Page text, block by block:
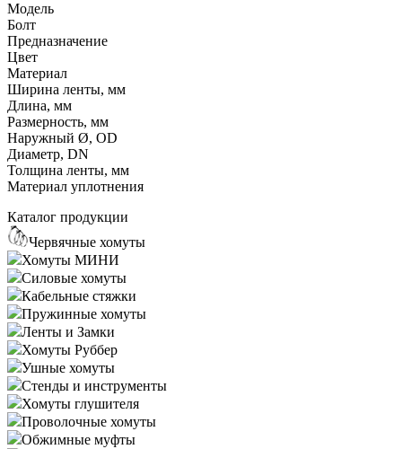
Модель
Болт
Предназначение
Цвет
Материал
Ширина ленты, мм
Длина, мм
Размерность, мм
Наружный Ø, OD
Диаметр, DN
Толщина ленты, мм
Материал уплотнения
Каталог продукции
Червячные хомуты
Хомуты МИНИ
Силовые хомуты
Кабельные стяжки
Пружинные хомуты
Ленты и Замки
Хомуты Руббер
Ушные хомуты
Стенды и инструменты
Хомуты глушителя
Проволочные хомуты
Обжимные муфты